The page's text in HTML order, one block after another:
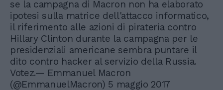
se la campagna di Macron non ha elaborato
ipotesi sulla matrice dell'attacco informatico,
il riferimento alle azioni di pirateria contro
Hillary Clinton durante la campagna per le
presidenziali americane sembra puntare il
dito contro hacker al servizio della Russia.
Votez.— Emmanuel Macron
(@EmmanuelMacron) 5 maggio 2017